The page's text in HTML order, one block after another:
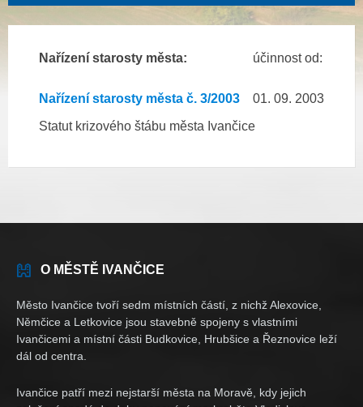
Nařízení starosty města: účinnost od:
Nařízení starosty města č. 3/2003
01. 09. 2003
Statut krizového štábu města Ivančice
O MĚSTĚ IVANČICE
Město Ivančice tvoří sedm místních částí, z nichž Alexovice,
Němčice a Letkovice jsou stavebně spojeny s vlastními
Ivančicemi a místní části Budkovice, Hrubšice a Řeznovice leží
dál od centra.
Ivančice patří mezi nejstarší města na Moravě, kdy jejich